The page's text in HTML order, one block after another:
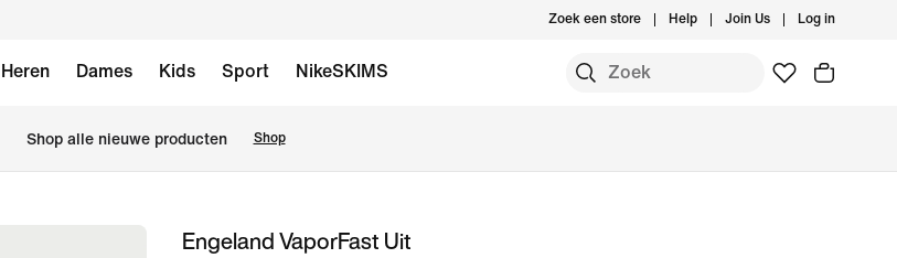
Zoek een store Help Join Us Log in
Heren Dames Kids Sport NikeSKIMS
Shop alle nieuwe producten Shop
afbeelding
Engeland VaporFast Uit